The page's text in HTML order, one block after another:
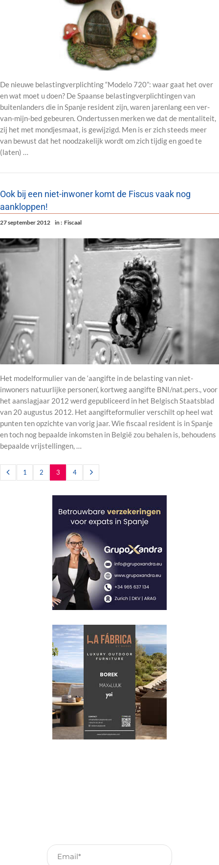
De nieuwe belastingverplichting “Modelo 720”: waar gaat het over
en wat moet u doen? De Spaanse belastingverplichtingen van
buitenlanders die in Spanje resident zijn, waren jarenlang een ver-
van-mijn-bed gebeuren. Ondertussen merken we dat de mentaliteit,
zij het met mondjesmaat, is gewijzigd. Men is er zich steeds meer
van bewust dat het noodzakelijk wordt om zich tijdig en goed te
(laten) …
Ook bij een niet-inwoner komt de Fiscus vaak nog
aankloppen!
27 september 2012 in : Fiscaal
Het modelformulier van de ‘aangifte in de belasting van niet-
inwoners natuurlijke personen’, kortweg aangifte BNI/nat.pers., voor
het aanslagjaar 2012 werd gepubliceerd in het Belgisch Staatsblad
van 20 augustus 2012. Het aangifteformulier verschilt op heel wat
punten ten opzichte van vorig jaar. Wie fiscaal resident is in Spanje
en toch nog bepaalde inkomsten in België zou behalen is, behoudens
bepaalde vrijstellingen, …
1 2 3 4